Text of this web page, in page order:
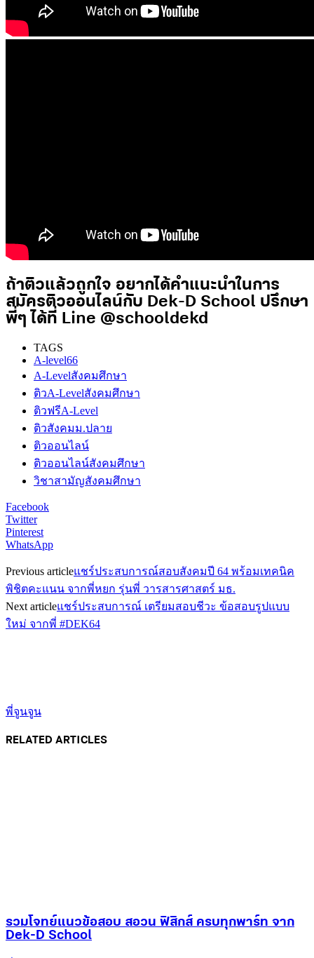
ถ้าติวแล้วถูกใจ อยากได้คำแนะนำในการ
สมัครติวออนไลน์กับ Dek-D School ปรึกษา
พี่ๆ ได้ที่ Line @schooldekd
TAGS
A-level66
A-Levelสังคมศึกษา
ติวA-Levelสังคมศึกษา
ติวฟรีA-Level
ติวสังคมม.ปลาย
ติวออนไลน์
ติวออนไลน์สังคมศึกษา
วิชาสามัญสังคมศึกษา
Facebook
Twitter
Pinterest
WhatsApp
Previous articleแชร์ประสบการณ์สอบสังคมปี 64 พร้อมเทคนิค
พิชิตคะแนน จากพี่หยก รุ่นพี่ วารสารศาสตร์ มธ.
Next articleแชร์ประสบการณ์ เตรียมสอบชีวะ ข้อสอบรูปแบบ
ใหม่ จากพี่ #DEK64
พี่จูนจูน
RELATED ARTICLES
รวมโจทย์แนวข้อสอบ สอวน ฟิสิกส์ ครบทุกพาร์ท จาก
Dek-D School